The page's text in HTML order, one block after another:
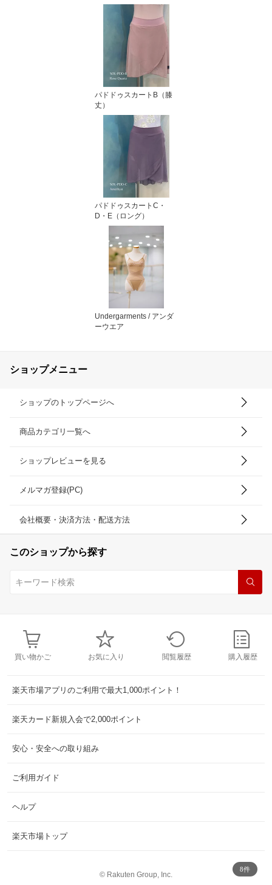
8件
パドドゥスカートB（膝
丈）
パドドゥスカートC・
D・E（ロング）
Undergarments / アンダ
ーウエア
ショップメニュー
ショップのトップページへ
商品カテゴリ一覧へ
ショップレビューを見る
メルマガ登録(PC)
会社概要・決済方法・配送方法
このショップから探す
買い物かご お気に入り 閲覧履歴 購入履歴
楽天市場アプリのご利用で最大1,000ポイント！
楽天カード新規入会で2,000ポイント
安心・安全への取り組み
ご利用ガイド
ヘルプ
楽天市場トップ
© Rakuten Group, Inc.